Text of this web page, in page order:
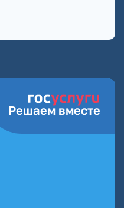
Решаем вместе